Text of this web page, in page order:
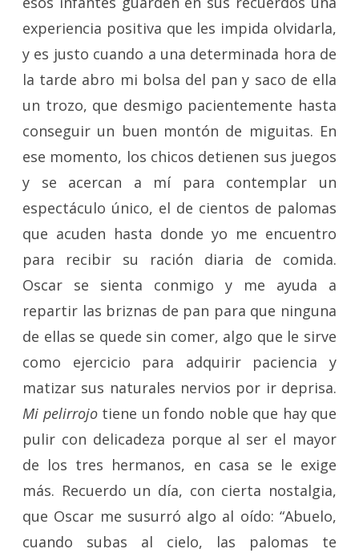
experiencia positiva que les impida olvidarla,
y es justo cuando a una determinada hora de
la tarde abro mi bolsa del pan y saco de ella
un trozo, que desmigo pacientemente hasta
conseguir un buen montón de miguitas. En
ese momento, los chicos detienen sus juegos
y se acercan a mí para contemplar un
espectáculo único, el de cientos de palomas
que acuden hasta donde yo me encuentro
para recibir su ración diaria de comida.
Oscar se sienta conmigo y me ayuda a
repartir las briznas de pan para que ninguna
de ellas se quede sin comer, algo que le sirve
como ejercicio para adquirir paciencia y
matizar sus naturales nervios por ir deprisa.
Mi pelirrojotiene un fondo noble que hay que
pulir con delicadeza porque al ser el mayor
de los tres hermanos, en casa se le exige
más. Recuerdo un día, con cierta nostalgia,
que Oscar me susurró algo al oído: “Abuelo,
cuando subas al cielo, las palomas te